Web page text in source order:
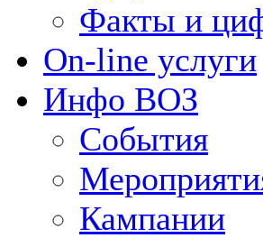
Факты и
On-line услуги
Инфо ВОЗ
События
Кампании